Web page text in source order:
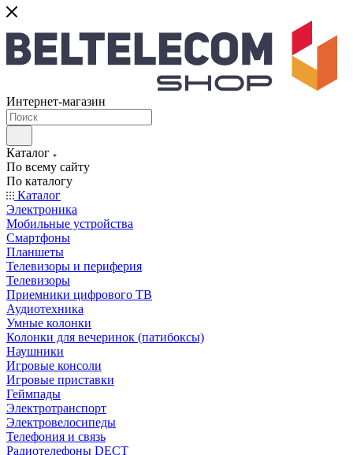
Интернет-магазин
Каталог
По всему сайту
По каталогу
Каталог
Электроника
Мобильные устройства
Смартфоны
Планшеты
Телевизоры и периферия
Телевизоры
Приемники цифрового ТВ
Аудиотехника
Умные колонки
Колонки для вечеринок (патибоксы)
Наушники
Игровые консоли
Игровые приставки
Геймпады
Электротранспорт
Электровелосипеды
Телефония и связь
Радиотелефоны DECT